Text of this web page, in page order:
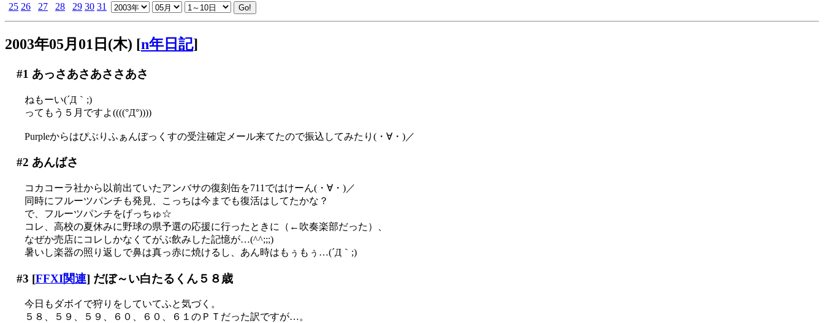
25 26 27 28 29 30 31
2003年05月01日(木) [n年日記]
#1 あっさあさあささあさ
ねもーい(´Д｀;)
ってもう５月ですよ((((°Д°))))
Purpleからはぴぶりふぁんぼっくすの受注確定メール来てたので振込してみたり(・∀・)／
#2 あんばさ
コカコーラ社から以前出ていたアンバサの復刻缶を711ではけーん(・∀・)／
同時にフルーツパンチも発見、こっちは今までも復活はしてたかな？
で、フルーツパンチをげっちゅ☆
コレ、高校の夏休みに野球の県予選の応援に行ったときに（←吹奏楽部だった）、
なぜか売店にコレしかなくてがぶ飲みした記憶が…(^^;;;)
暑いし楽器の照り返しで鼻は真っ赤に焼けるし、あん時はもぅもぅ…(´Д｀;)
#3 [FFXI関連] だぼ～い白たるくん５８歳
今日もダボイで狩りをしていてふと気づく。
５８、５９、５９、６０、６０、６１のＰＴだった訳ですが…。